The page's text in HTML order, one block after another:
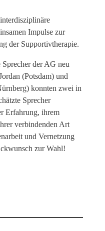
Impulse zur
der Supportivtherapie.
der AG neu
(Potsdam) und
konnten zwei in
Sprecher
Erfahrung, ihrem
verbindenden Art
und Vernetzung
zur Wahl!